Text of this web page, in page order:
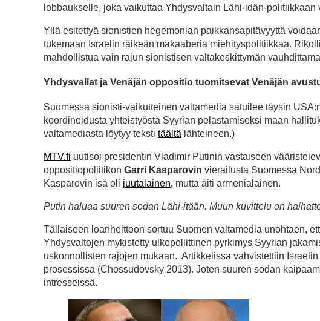
lobbaukselle, joka vaikuttaa Yhdysvaltain Lähi-idän-
Yllä esitettyä sionistien hegemonian paikkansapitävyyttä
tukemaan Israelin räikeän makaaberia miehityspolitiikkaa.
mahdollistua vain rajun sionistisen valtakeskittymän
Yhdysvallat ja Venäjän oppositio tuomitsevat Venäjän
Suomessa sionisti-vaikutteinen valtamedia satuilee täysin
koordinoidusta yhteistyöstä Syyrian pelastamiseksi maan
valtamediasta löytyy teksti täältä lähteineen.)
MTV.fi uutisoi presidentin Vladimir Putinin vastaiseen
oppositiopoliitikon Garri Kasparovin vierailusta Suomessa
Kasparovin isä oli juutalainen, mutta äiti armenialainen.
Putin haluaa suuren sodan Lähi-itään. Muun kuvittelu on
Tällaiseen loanheittoon sortuu Suomen valtamedia unohtaen,
Yhdysvaltojen mykistetty ulkopoliittinen pyrkimys Syyrian
uskonnollisten rajojen mukaan. Artikkelissa vahvistettiin
prosessissa (Chossudovsky 2013). Joten suuren sodan
intresseissä.